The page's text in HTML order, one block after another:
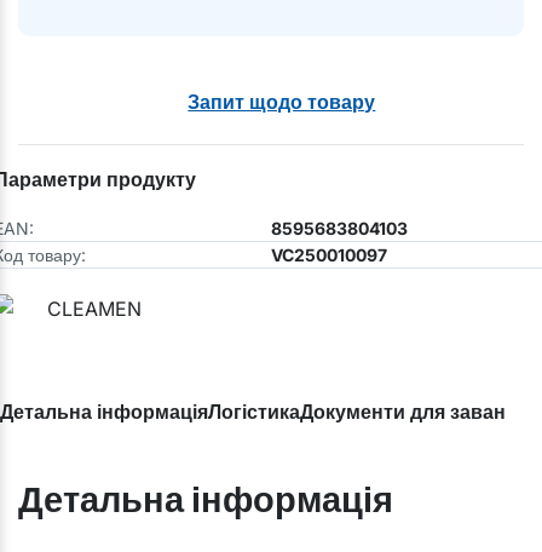
Запит щодо товару
продукту
8595683804103
товару:
VC250010097
Детальна інформаціяЛогістикаДокументи для
Детальна інформація